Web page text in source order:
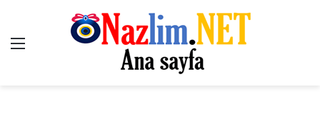
Menü